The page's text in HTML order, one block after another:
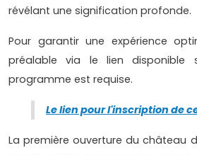
révélant une signification profonde.
Pour garantir une expérience
préalable via le lien
programme est requise.
Le lien pour l'inscription de
La première ouverture du château